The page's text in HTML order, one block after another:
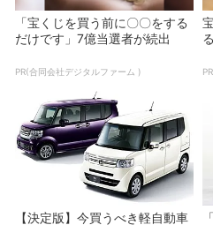
「宝くじを買う前に〇〇をする
だけです」7億当選者が続出
PR(合同会社デジタルファーム )
【決定版】今買うべき軽自動車